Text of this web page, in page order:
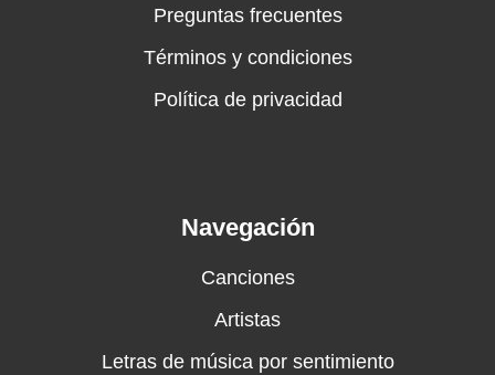
Preguntas frecuentes
Términos y condiciones
Política de privacidad
Navegación
Canciones
Artistas
Letras de música por sentimiento